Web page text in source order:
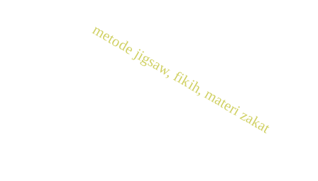
metode jigsaw, fikih, materi zakat